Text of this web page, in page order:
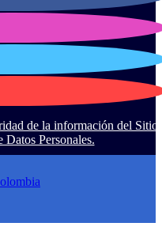
de la información del Sitio
Datos Personales.